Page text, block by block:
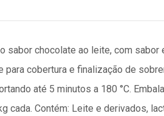
sabor chocolate ao leite, com
para cobertura e finalização de
até 5 minutos a 180 °C.
cada. Contém: Leite e derivados,